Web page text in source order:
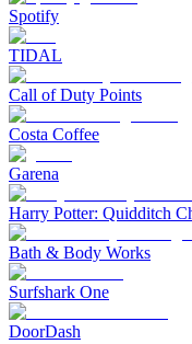
Spotify
TIDAL
Call of Duty Points
Costa Coffee
Garena
Harry Potter: Quidditch
Bath & Body Works
Surfshark One
DoorDash